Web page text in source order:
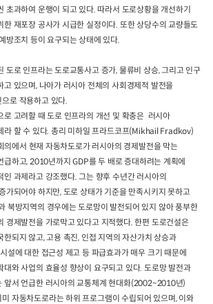
초과하여 운행이 되고 있다. 따라서 도로상황을 개선하기
한 재포장 공사가 시급한 실정이다. 또한 상당수의 교량들도
방조치 등이 요구되는 상태에 있다.
도로 인프라는 도로교통사고 증가, 물류비 상승, 그리고 인구
고 있으며, 나아가 러시아 전체의 사회경제적 발전을
로 작용하고 있다.
로 고려할 때 도로 인프라의 개선 및 확충은 러시아
라 할 수 있다. 총리 미하일 프라드코프(Mikhail Fradkov)
에서 현재 자동차도로가 러시아의 경제발전을 막는
급하고, 2010년까지 GDP를 두 배로 증대하려는 계획에
인 과제라고 강조했다. 그는 향후 수년간 러시아의
가되어야 하지만, 도로 상태가 기준을 만족시키지 못하고
북방지역의 경우에는 도로망이 발전되어 있지 않아 풍부한
경제발전을 가로막고 있다고 지적했다. 한편 도로건설은
한되지 않고, 고용 촉진, 인접 지역의 자산가치 상승과
설에 대한 접근성 제고 등 파급효과가 매우 크기 때문에
대와 사업의 효율성 향상이 요구되고 있다. 도로망 발전과
앞서 언급한 러시아의 교통체계 현대화(2002~2010년)
자동차도로라는 하위 프로그램이 수립되어 있으며, 이와